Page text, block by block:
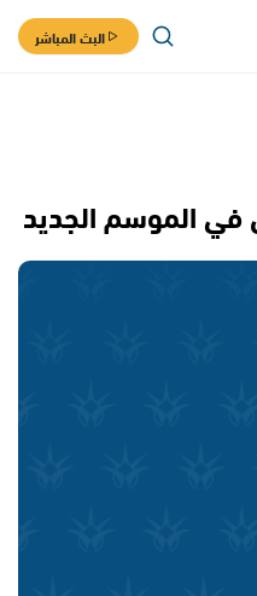
البث المباشر
في الموسم الجديد